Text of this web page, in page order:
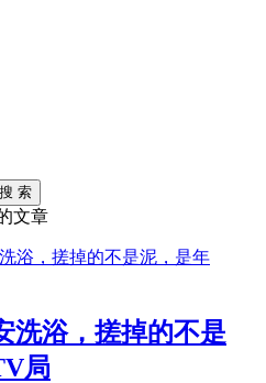
搜 索
文章
洗浴，搓掉的不是
局